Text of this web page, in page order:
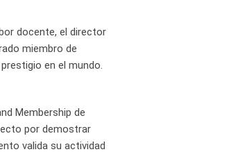
docente, el director
miembro de
en el mundo.
Membership de
por demostrar
valida su actividad